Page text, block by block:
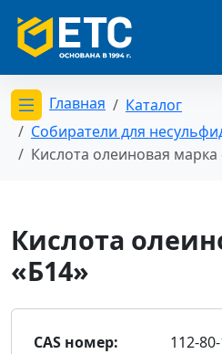
Открыть меню
Главная
Каталог
Собиратели для
Кислота олеиновая марка
Кислота
«Б14»
CAS номер: 112-80-